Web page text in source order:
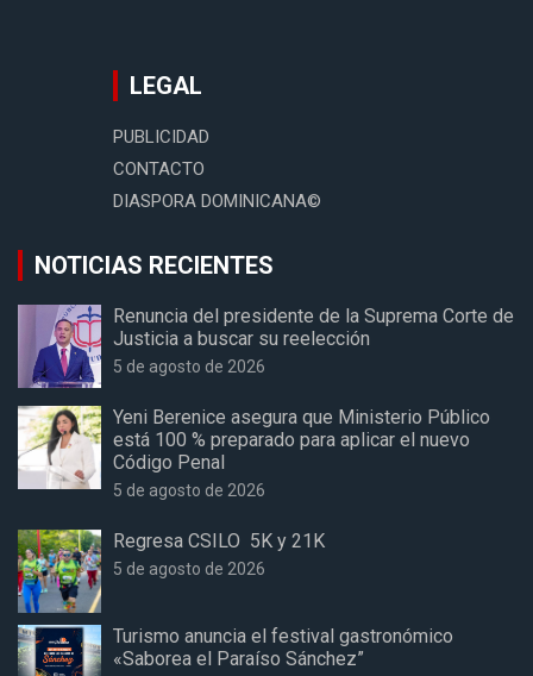
LEGAL
PUBLICIDAD
CONTACTO
DIASPORA DOMINICANA©
NOTICIAS RECIENTES
Renuncia del presidente de la Suprema Corte de
Justicia a buscar su reelección
5 de agosto de 2026
Yeni Berenice asegura que Ministerio Público
está 100 % preparado para aplicar el nuevo
Código Penal
5 de agosto de 2026
Regresa CSILO 5K y 21K
5 de agosto de 2026
Turismo anuncia el festival gastronómico
«Saborea el Paraíso Sánchez”